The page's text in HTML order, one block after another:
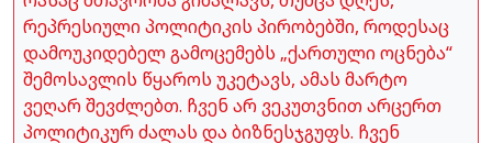
რეპრესიული პოლიტიკის პირობებში, როდესაც
დამოუკიდებელ გამოცემებს „ქართული ოცნება“
შემოსავლის წყაროს უკეტავს, ამას მარტო
ვეღარ შევძლებთ. ჩვენ არ ვეკუთვნით არცერთ
პოლიტიკურ ძალას და ბიზნესჯგუფს. ჩვენ